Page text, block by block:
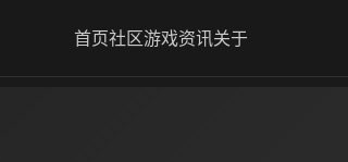
首页社区游戏资讯关于